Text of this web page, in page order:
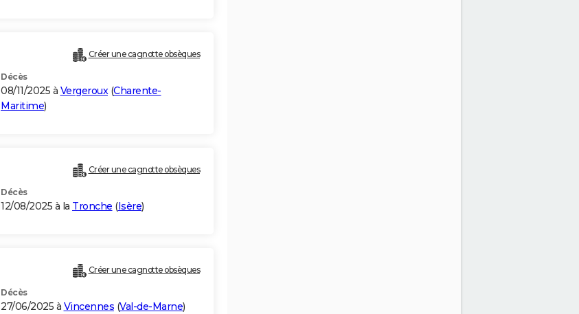
Créer une cagnotte obsèques
Décès
08/11/2025 à Vergeroux(Charente-
Maritime)
Créer une cagnotte obsèques
Décès
12/08/2025 à la Tronche (Isère)
Créer une cagnotte obsèques
Décès
27/06/2025 à Vincennes (Val-de-Marne)